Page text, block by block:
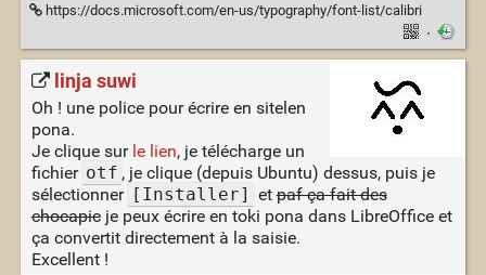
https://docs.microsoft.com/en-us/typography/font-list/calibri
·
linja suwi
Oh ! une police pour écrire en sitelen
pona.
Je clique sur le lien, je télécharge un
fichier otf , je clique (depuis Ubuntu) dessus, puis je
sélectionner [Installer] etpaf ça fait des
chocapicje peux écrire en toki pona dans LibreOffice et
ça convertit directement à la saisie.
Excellent !